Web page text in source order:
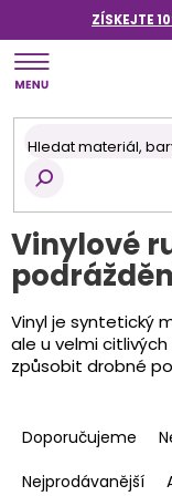
obsah
ZÍSKEJTE
Vinylové
Vinyl je syntetický
ale u velmi
způsobit drobné
a
e
Doporučujeme
Nejprodávanější